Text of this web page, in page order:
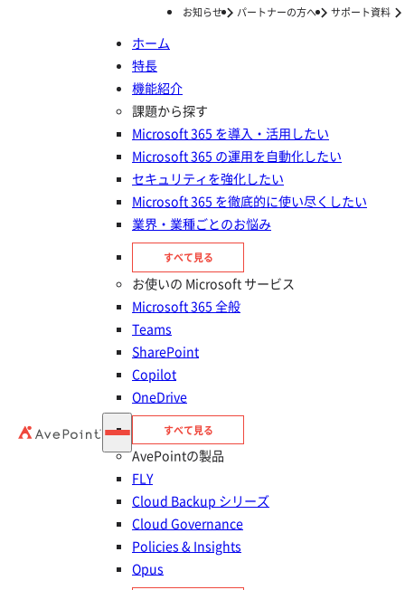
お知らせ パートナーの方へ サポート資料
ホーム
特長
機能紹介
課題から探す
Microsoft 365 を導入・活用したい
Microsoft 365 の運用を自動化したい
セキュリティを強化したい
Microsoft 365 を徹底的に使い尽くしたい
業界・業種ごとのお悩み
すべて見る
お使いの Microsoft サービス
Microsoft 365 全般
Teams
SharePoint
Copilot
OneDrive
すべて見る
AvePointの製品
FLY
Cloud Backup シリーズ
Cloud Governance
Policies & Insights
Opus
ナレッジ/コラム
Microsoft Copilot の使い方は？
企業向け・個人向けに解説
2024年03月07日